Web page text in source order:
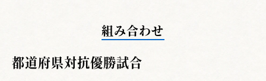
組み合わせ
都道府県対抗優勝試合